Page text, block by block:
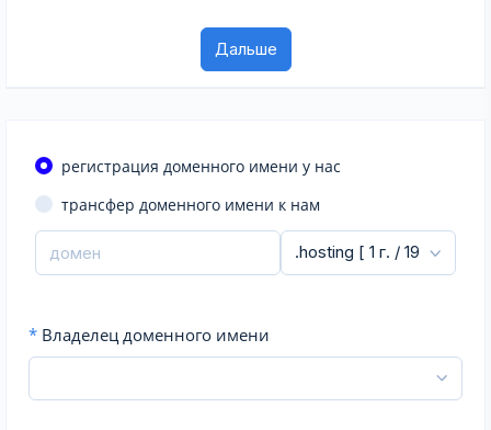
регистрация доменного имени у нас
трансфер доменного имени к нам
* Владелец доменного имени